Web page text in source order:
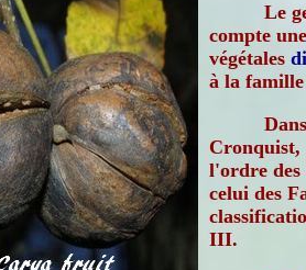
Le
compte
végétales
à la famille
Cronquist,
l'ordre des
celui des
III.